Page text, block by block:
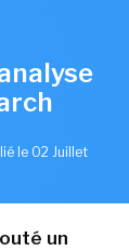
le 02 Juillet
un